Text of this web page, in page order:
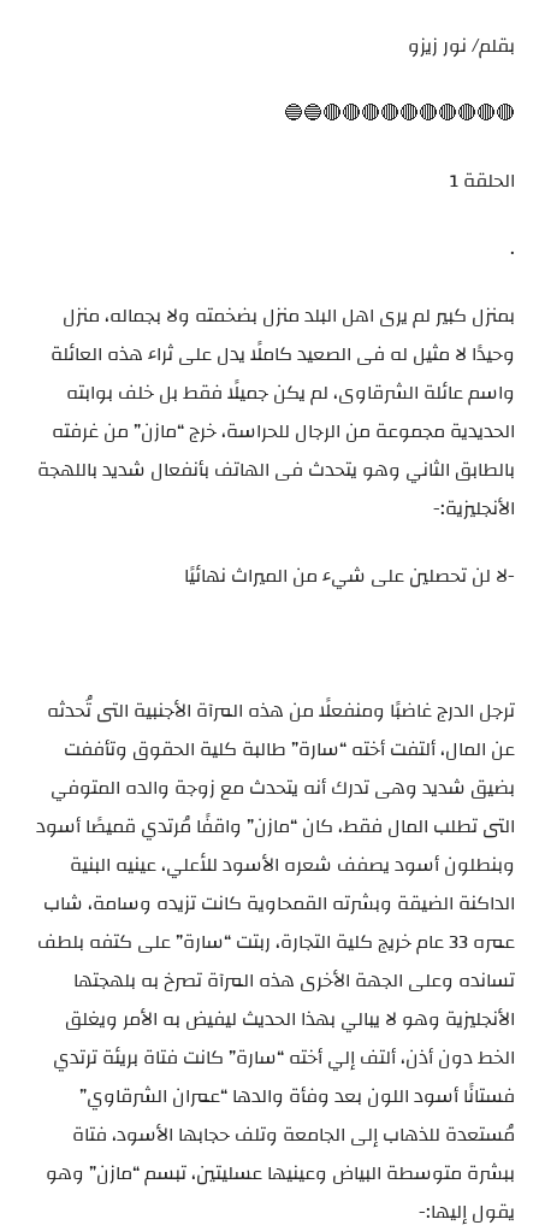
بقلم/ نور زيزو
🔴🔴🔴🔴🔴🔴🔴🔴🔴🔴🔵🔵
الحلقة 1
.
بمنزل كبير لم يرى اهل البلد منزل بضخمته ولا بجماله، منزل
وحيدًا لا مثيل له فى الصعيد كاملًا يدل على ثراء هذه العائلة
واسم عائلة الشرقاوى، لم يكن جميلًا فقط بل خلف بوابته
الحديدية مجموعة من الرجال للحراسة، خرج “مازن” من غرفته
بالطابق الثاني وهو يتحدث فى الهاتف بأنفعال شديد باللهجة
الأنجليزية:-
-لا لن تحصلين على شيء من الميراث نهائيًا
ترجل الدرج غاضبًا ومنفعلًا من هذه المرآة الأجنبية التى تُحدثه
عن المال، ألتفت أخته “سارة” طالبة كلية الحقوق وتأففت
بضيق شديد وهى تدرك أنه يتحدث مع زوجة والده المتوفي
التى تطلب المال فقط، كان “مازن” واقفًا مُرتدي قميصًا أسود
وبنطلون أسود يصفف شعره الأسود للأعلي، عينيه البنية
الداكنة الضيقة وبشرته القمحاوية كانت تزيده وسامة، شاب
عمره 33 عام خريج كلية التجارة، ربتت “سارة” على كتفه بلطف
تسانده وعلى الجهة الأخرى هذه المرآة تصرخ به بلهجتها
الأنجليزية وهو لا يبالي بهذا الحديث ليفيض به الأمر ويغلق
الخط دون أذن، ألتف إلي أخته “سارة” كانت فتاة بريئة ترتدي
فستانًا أسود اللون بعد وفأة والدها “عمران الشرقاوي”
مُستعدة للذهاب إلى الجامعة وتلف حجابها الأسود، فتاة
ببشرة متوسطة البياض وعينيها عسليتين، تبسم “مازن” وهو
يقول إليها:-